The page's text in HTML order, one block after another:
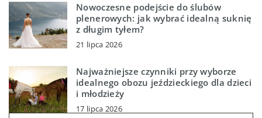
Nowoczesne podejście do ślubów
plenerowych: jak wybrać idealną suknię
z długim tyłem?
21 lipca 2026
Najważniejsze czynniki przy wyborze
idealnego obozu jeździeckiego dla dzieci
i młodzieży
17 lipca 2026